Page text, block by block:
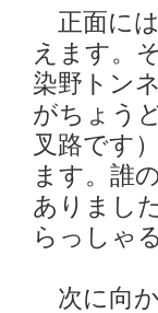
正面には
えます。
染野トン
がちょう
叉路です
ます。誰
ありまし
らっしゃ
次に向